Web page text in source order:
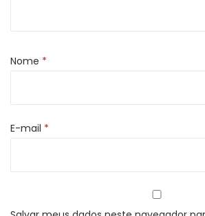
Nome *
E-mail *